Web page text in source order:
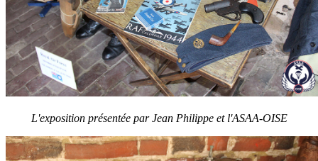
L'expositionprésentée par Jean Philippe et l'ASAA-OISE